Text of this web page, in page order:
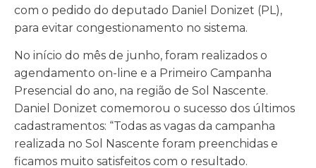
com o pedido do deputado Daniel Donizet (PL),
para evitar congestionamento no sistema.
No início do mês de junho, foram realizados o
agendamento on-line e a Primeiro Campanha
Presencial do ano, na região de Sol Nascente.
Daniel Donizet comemorou o sucesso dos últimos
cadastramentos: “Todas as vagas da campanha
realizada no Sol Nascente foram preenchidas e
ficamos muito satisfeitos com o resultado.